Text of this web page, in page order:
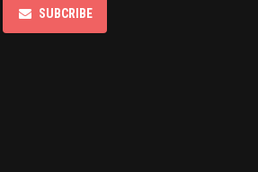
SUBCRIBE